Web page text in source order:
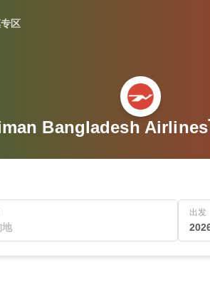
区
Bangladesh Airlines
出发